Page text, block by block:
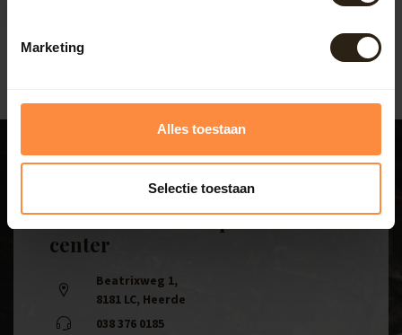
Marketing
Alles toestaan
Selectie toestaan
Bezoek ook ons experience
center
Beatrixweg 1,
8181 LC, Heerde
038 376 0185